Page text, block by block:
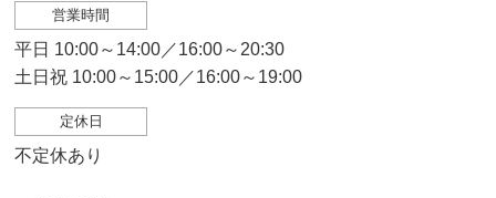
営業時間
平日 10:00～14:00／16:00～20:30
土日祝 10:00～15:00／16:00～19:00
定休日
不定休あり